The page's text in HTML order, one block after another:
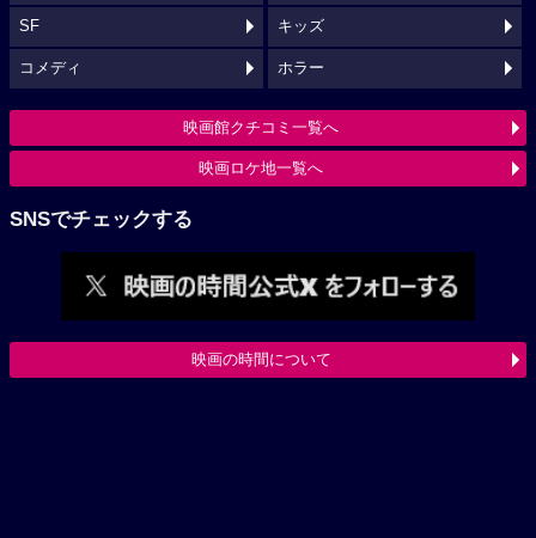
SF キッズ
コメディ ホラー
映画館クチコミ一覧へ
映画ロケ地一覧へ
SNSでチェックする
映画の時間について